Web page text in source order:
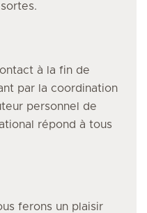
à la fin de
par la coordination
personnel de
répond à tous
ferons un plaisir